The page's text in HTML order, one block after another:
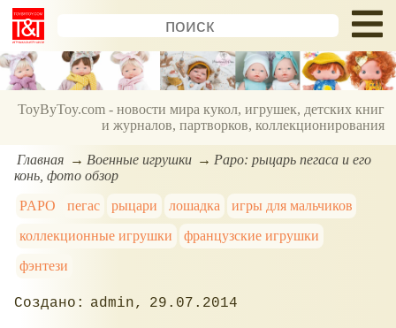
ToyByToy.com - новости мира кукол, игрушек, детских книг
и журналов, партворков, коллекционирования
Главная Военные игрушки
Papo: рыцарь пегаса и его
конь, фото обзор
PAPO
пегас рыцари лошадка
игры для мальчиков
коллекционные игрушки
французские игрушки
фэнтези
admin 29.07.2014